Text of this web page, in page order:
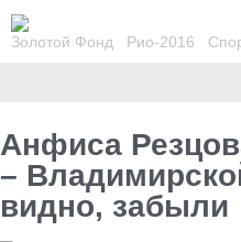
Золотой Фонд Рио-2016
Анфиса
–
видно, забыли